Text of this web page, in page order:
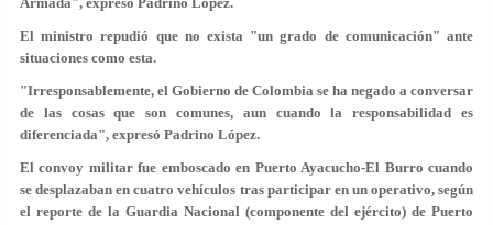
El ministro repudió que no exista "un grado de comunicación" ante
situaciones como esta.
"Irresponsablemente, el Gobierno de Colombia se ha negado a conversar
de las cosas que son comunes, aun cuando la responsabilidad es
diferenciada", expresó Padrino López.
El convoy militar fue emboscado en Puerto Ayacucho-El Burro cuando
se desplazaban en cuatro vehículos tras participar en un operativo, según
el reporte de la Guardia Nacional (componente del ejército) de Puerto